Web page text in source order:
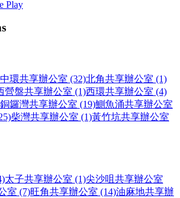
中環共享辦公室 (32)北角共享辦公室 (1)
營盤共享辦公室 (1)西環共享辦公室 (4)
銅鑼灣共享辦公室 (19)鰂魚涌共享辦公室
柴灣共享辦公室 (1)黃竹坑共享辦公室
太子共享辦公室 (1)尖沙咀共享辦公室
室 (7)旺角共享辦公室 (14)油麻地共享辦